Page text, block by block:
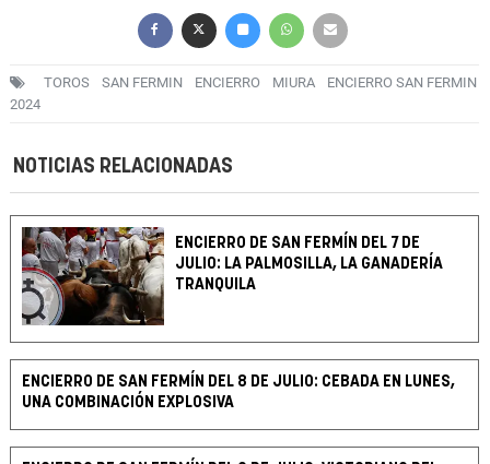
TOROS SAN FERMIN ENCIERRO MIURA
ENCIERRO SAN FERMIN
2024
NOTICIAS RELACIONADAS
ENCIERRO DE SAN FERMÍN DEL 7 DE
JULIO: LA PALMOSILLA, LA GANADERÍA
TRANQUILA
ENCIERRO DE SAN FERMÍN DEL 8 DE JULIO: CEBADA EN LUNES,
UNA COMBINACIÓN EXPLOSIVA